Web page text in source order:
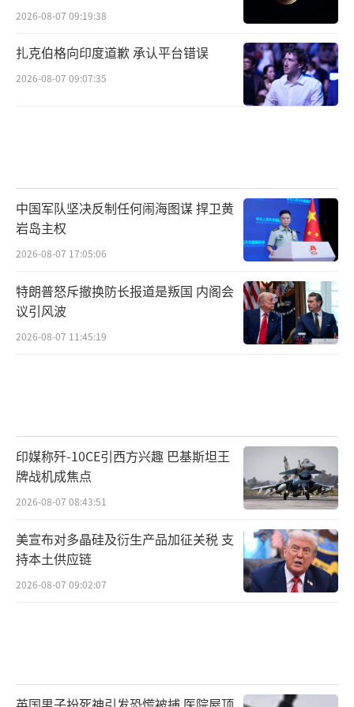
2026-08-07 09:19:38
扎克伯格向印度道歉 承认平台错误
2026-08-07 09:07:35
中国军队坚决反制任何闹海图谋 捍卫黄
岩岛主权
2026-08-07 17:05:06
特朗普怒斥撤换防长报道是叛国 内阁会
议引风波
2026-08-07 11:45:19
印媒称歼-10CE引西方兴趣 巴基斯坦王
牌战机成焦点
2026-08-07 08:43:51
美宣布对多晶硅及衍生产品加征关税 支
持本土供应链
2026-08-07 09:02:07